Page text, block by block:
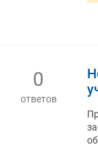
0
ответов